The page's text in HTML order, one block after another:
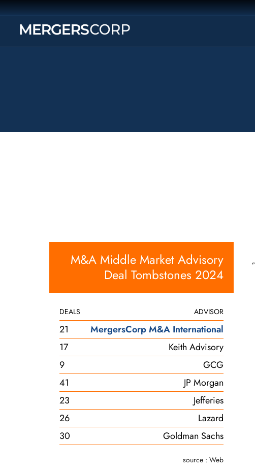
M&A Middle Market Advisory
Deal Tombstones 2024
ADVISOR
DEALS
MergersCorp M&A International
21
Keith Advisory
17
GCG
9
JP Morgan
41
Jefferies
23
Lazard
26
Goldman Sachs
30
source : Web